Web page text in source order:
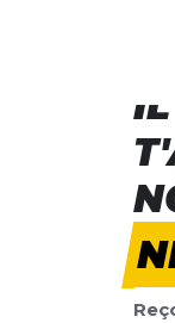
Titre de
Titre de
Votre avis
Votre avis